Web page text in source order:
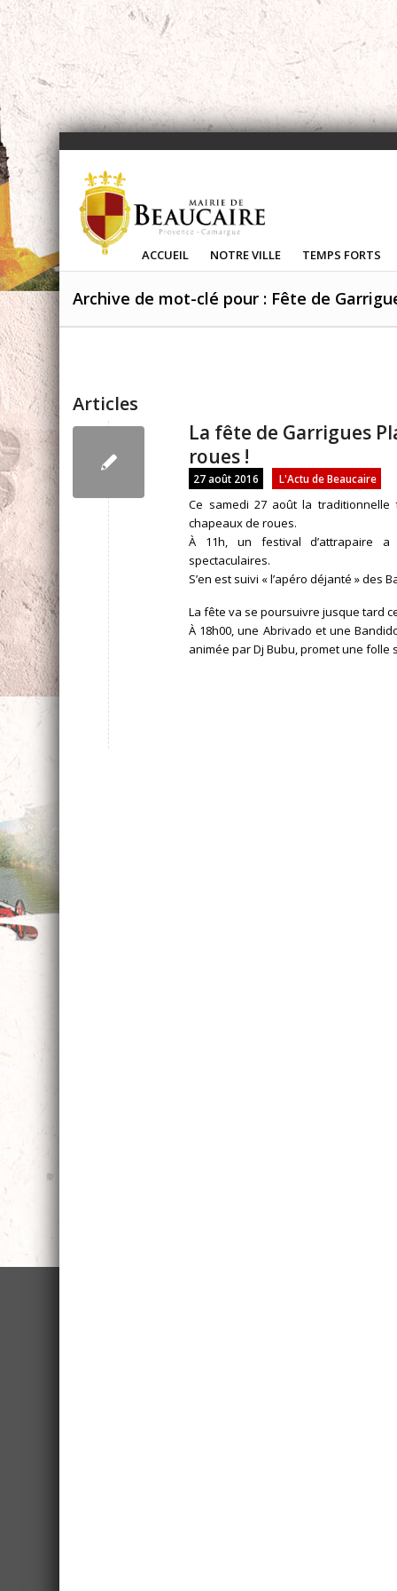
ACCUEIL NOTRE VILLE TEMPS FORTS
Archive de mot-clé pour : Fête de
Articles
La fête de Garrigues
roues !
27 août 2016 L'Actu de Beaucaire
Ce samedi 27 août la
chapeaux de roues.
À 11h, un festival d’attrapaire
spectaculaires.
S’en est suivi « l’apéro déjanté » des
La fête va se poursuivre jusque tard
À 18h00, une Abrivado et une
animée par Dj Bubu, promet une folle